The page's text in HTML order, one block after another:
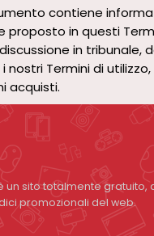
contiene
proposto in questi
in tribunale,
nostri Termini di
acquisti.
un sito totalmente gratuito,
promozionali del web.